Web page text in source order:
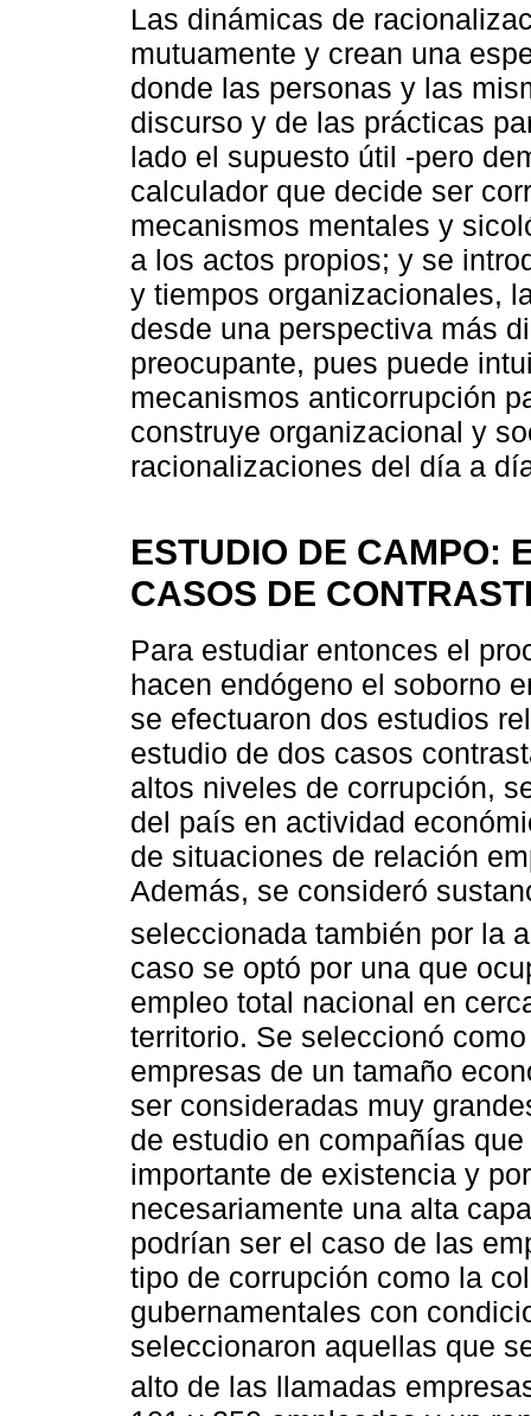
Las dinámicas de
mutuamente y crean una
donde las personas y las
discurso y de las prácticas
lado el supuesto útil -pero
calculador que decide ser
mecanismos mentales y
a los actos propios; y se
y tiempos organizacionales,
desde una perspectiva más
preocupante, pues puede
mecanismos anticorrupción
construye organizacional y
racionalizaciones del día a
ESTUDIO DE CAMPO:
CASOS DE
Para estudiar entonces el
hacen endógeno el soborno
se efectuaron dos estudios
estudio de dos casos
altos niveles de corrupción,
del país en actividad
de situaciones de relación
Además, se consideró
seleccionada también por la
caso se optó por una que
empleo total nacional en
territorio. Se seleccionó
empresas de un tamaño
ser consideradas muy
de estudio en compañías
importante de existencia y
necesariamente una alta
podrían ser el caso de las
tipo de corrupción como la
gubernamentales con
seleccionaron aquellas que
alto de las llamadas